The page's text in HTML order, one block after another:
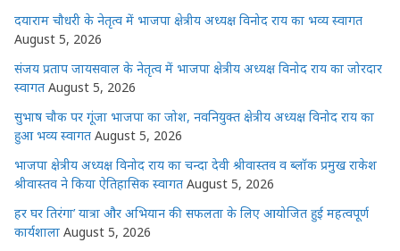
दयाराम चौधरी के नेतृत्व में भाजपा क्षेत्रीय अध्यक्ष विनोद राय का भव्य स्वागत
August 5, 2026
संजय प्रताप जायसवाल के नेतृत्व में भाजपा क्षेत्रीय अध्यक्ष विनोद राय का जोरदार
स्वागत August 5, 2026
सुभाष चौक पर गूंजा भाजपा का जोश, नवनियुक्त क्षेत्रीय अध्यक्ष विनोद राय का
हुआ भव्य स्वागत August 5, 2026
भाजपा क्षेत्रीय अध्यक्ष विनोद राय का चन्दा देवी श्रीवास्तव व ब्लॉक प्रमुख राकेश
श्रीवास्तव ने किया ऐतिहासिक स्वागत August 5, 2026
हर घर तिरंगा’ यात्रा और अभियान की सफलता के लिए आयोजित हुई महत्वपूर्ण
कार्यशाला August 5, 2026